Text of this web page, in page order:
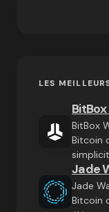
LES
BitBox
Bitcoin
Jade
Jade
Bitcoin